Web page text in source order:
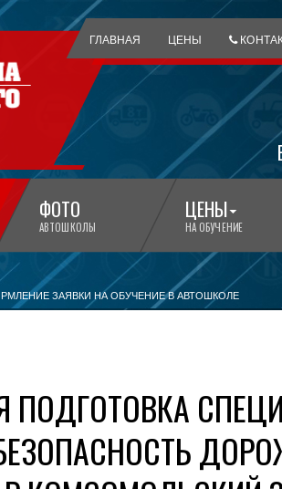
ГЛАВНАЯ ЦЕНЫ
ФОТО
АВТОШКОЛЫ
ЦЕНЫ
НА ОБУЧЕНИЕ
ЗАЯВКИ НА ОБУЧЕНИЕ В АВТОШКОЛЕ